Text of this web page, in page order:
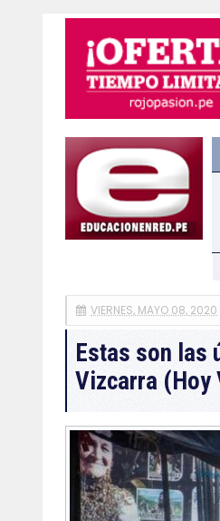
VIERNES, MAYO 08, 2020
Estas son las
Vizcarra (Hoy